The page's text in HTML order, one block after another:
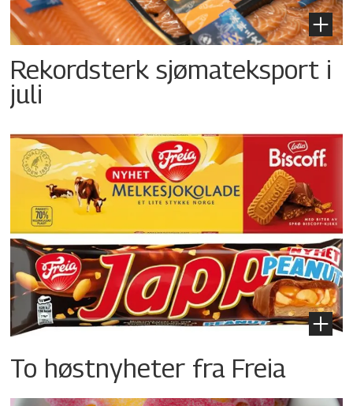
Rekordsterk sjømateksport i
juli
To høstnyheter fra Freia